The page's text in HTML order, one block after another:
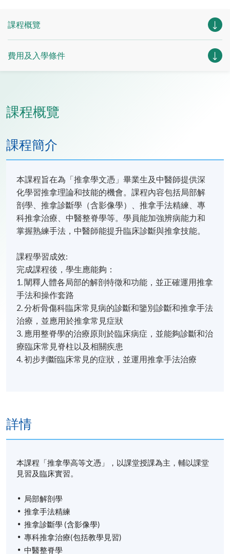
課程概覽
費用及入學條件
課程概覽
課程簡介
本課程旨在為「推拿學文憑」畢業生及中醫師提供深
化學習推拿理論和技能的機會。課程內容包括局部解
剖學、推拿診斷學（含影像學）、推拿手法精練、專
科推拿治療、中醫整脊學等。學員能加強辨病能力和
掌握熟練手法，中醫師能提升臨床診斷與推拿技能。
課程學習成效:
完成課程後，學生應能夠：
1. 闡釋人體各局部的解剖特徵和功能，並正確運用推拿
手法和操作套路
2. 分析骨傷科臨床常見病的診斷和鑒別診斷和推拿手法
治療，並應用於推拿常見症狀
3. 應用整脊學的治療原則於臨床病症，並能夠診斷和治
療臨床常見脊柱以及相關疾患
4. 初步判斷臨床常見的症狀，並運用推拿手法治療
詳情
本課程「推拿學高等文憑」，以課堂授課為主，輔以課堂
見習及臨床實習。
局部解剖學
推拿手法精練
推拿診斷學 (含影像學)
專科推拿治療(包括教學見習)
中醫整脊學